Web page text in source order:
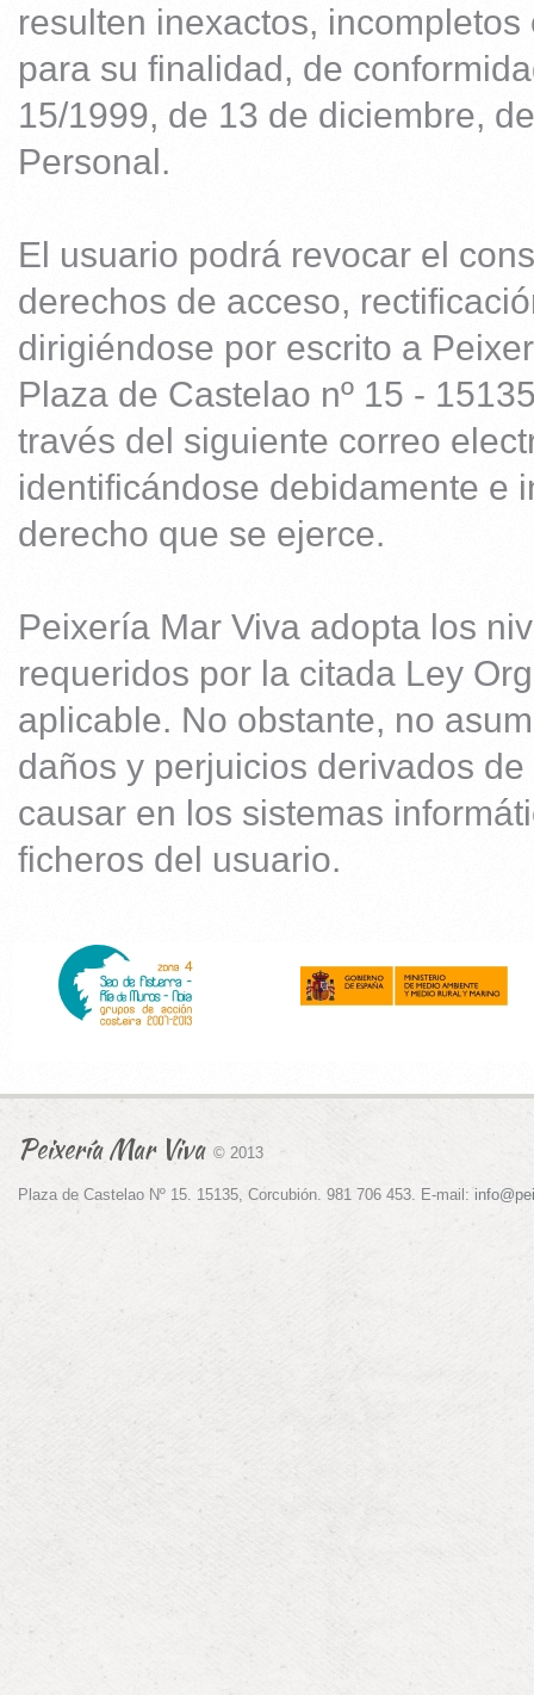
resulten inexactos,
para su finalidad, de
15/1999, de 13 de diciembre,
Personal.
El usuario podrá revocar el
derechos de acceso,
dirigiéndose por escrito a
Plaza de Castelao nº 15 -
través del siguiente correo
identificándose debidamente e
derecho que se ejerce.
Peixería Mar Viva adopta los
requeridos por la citada Ley
aplicable. No obstante, no
daños y perjuicios derivados
causar en los sistemas
ficheros del usuario.
Peixería Mar Viva © 2013
Plaza de Castelao Nº 15. 15135, Corcubión. 981 706 453. E-mail: